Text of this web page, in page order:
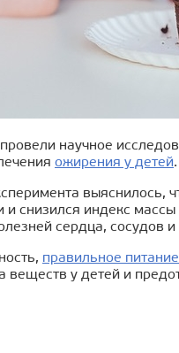
научное
ожирения у детей.
и снизился индекс
сердца, сосудов
правильное питание
веществ у детей и